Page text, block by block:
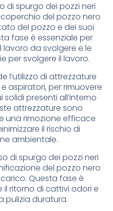
di spurgo dei pozzi neri
del pozzo nero
del pozzo e dei suoi
fase è essenziale per
lavoro da svolgere e le
per svolgere il lavoro.
l’utilizzo di attrezzature
aspiratori, per rimuovere
presenti all’interno
attrezzature sono
una rimozione efficace
il rischio di
ambientale.
di spurgo dei pozzi neri
del pozzo nero
Questa fase è
ritorno di cattivi odori e
pulizia duratura.